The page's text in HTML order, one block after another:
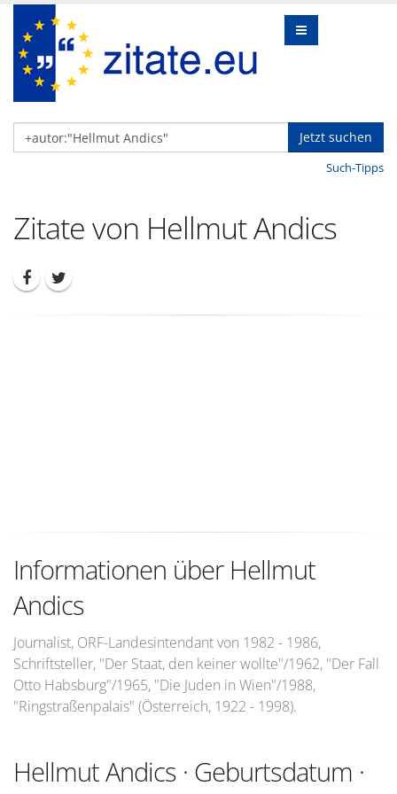
Jetzt suchen
Such-Tipps
Zitate von Hellmut Andics
Informationen über Hellmut
Andics
Journalist, ORF-Landesintendant von 1982 - 1986,
Schriftsteller, "Der Staat, den keiner wollte"/1962, "Der Fall
Otto Habsburg"/1965, "Die Juden in Wien"/1988,
"Ringstraßenpalais" (Österreich, 1922 - 1998).
Hellmut Andics · Geburtsdatum ·